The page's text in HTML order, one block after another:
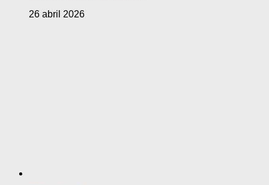
26 abril 2026